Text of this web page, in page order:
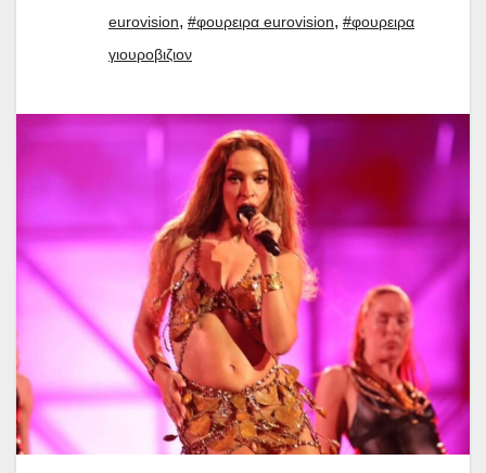
eurovision, #φουρειρα eurovision, #φουρειρα
γιουροβιζιον